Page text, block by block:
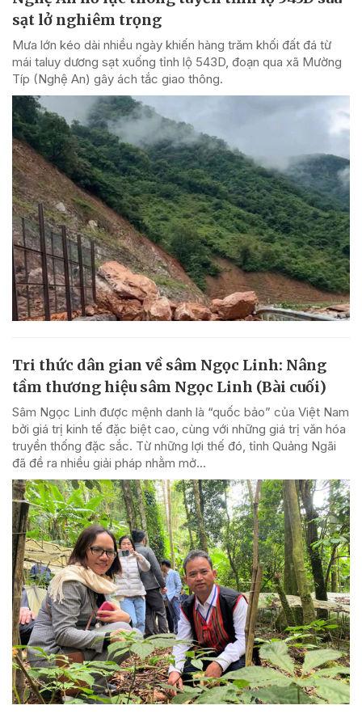
sạt lở nghiêm trọng
Mưa lớn kéo dài nhiều ngày khiến hàng trăm khối đất đá từ
mái taluy dương sạt xuống tỉnh lộ 543D, đoạn qua xã Mường
Típ (Nghệ An) gây ách tắc giao thông.
Tri thức dân gian về sâm Ngọc Linh: Nâng
tầm thương hiệu sâm Ngọc Linh (Bài cuối)
Sâm Ngọc Linh được mệnh danh là “quốc bảo” của Việt Nam
bởi giá trị kinh tế đặc biệt cao, cùng với những giá trị văn hóa
truyền thống đặc sắc. Từ những lợi thế đó, tỉnh Quảng Ngãi
đã đề ra nhiều giải pháp nhằm mở...